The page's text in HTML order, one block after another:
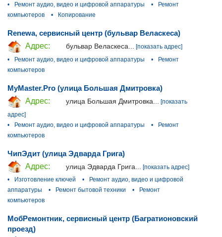
•
Ремонт аудио, видео и цифровой аппаратуры •
Ремонт
компьютеров
• Копирование
Renewa, сервисный центр (бульвар Веласкеса)
Адрес:
бульвар Веласкеса...
[показать адрес]
•
Ремонт аудио, видео и цифровой аппаратуры •
Ремонт
компьютеров
MyMaster.Pro (улица Большая Дмитровка)
Адрес:
улица Большая Дмитровка...
[показать
адрес]
•
Ремонт аудио, видео и цифровой аппаратуры •
Ремонт
компьютеров
ЧипЭдит (улица Эдварда Грига)
Адрес:
улица Эдварда Грига...
[показать адрес]
•
Изготовление ключей •
Ремонт аудио, видео и цифровой
аппаратуры
• Ремонт бытовой техники •
Ремонт
компьютеров
МобРемонтник, сервисный центр (Багратионовский
проезд)